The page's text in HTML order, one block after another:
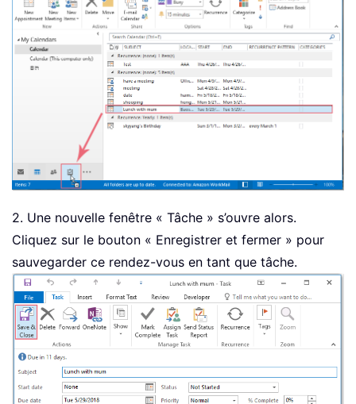
2. Une nouvelle fenêtre « Tâche » s’ouvre alors.
Cliquez sur le bouton « Enregistrer et fermer » pour
sauvegarder ce rendez-vous en tant que tâche.